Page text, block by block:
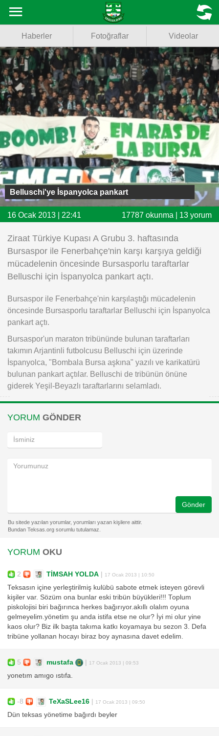
Fotoğraflar
Videolar
Basketbol
Voleybol
Puan Durumu
Fikstür
Facebook
Twitter
Instagram
Android
MENU
Haberler Fotoğraflar Videolar
Belluschi'ye İspanyolca pankart
16 Ocak 2013 | 22:41 17787 okunma | 13 yorum
Ziraat Türkiye Kupası A Grubu 3. haftasında
Bursaspor ile Fenerbahçe'nin karşı karşıya geldiği
mücadelenin öncesinde Bursasporlu taraftarlar
Belluschi için İspanyolca pankart açtı.
Bursaspor ile Fenerbahçe'nin karşılaştığı mücadelenin
öncesinde Bursasporlu taraftarlar Belluschi için İspanyolca
pankart açtı.
Bursaspor'un maraton tribününde bulunan taraftarları
takımın Arjantinli futbolcusu Belluschi için üzerinde
İspanyolca, "Bombala Bursa aşkına" yazılı ve karikatürü
bulunan pankart açtılar. Belluschi de tribünün önüne
giderek Yeşil-Beyazlı taraftarlarını selamladı.
YORUM GÖNDER
Gönder
YORUM OKU
2 TİMSAH YOLDA | 17 Ocak 2013 | 10:50
Teksasın içine yerleştirilmiş kulübü sabote etmek isteyen görevli
kişiler var. Sözüm ona bunlar eski tribün büyükleri!!! Toplum
piskolojisi biri bağırınca herkes bağırıyor.akıllı olalım oyuna
gelmeyelim.yönetim şu anda istifa etse ne olur? İyi mi olur yine
kaos olur? Biz ilk başta takıma katkı koyamaya bu sezon 3. Defa
tribüne yollanan hocayı biraz boy aynasına davet edelim.
5 mustafa | 17 Ocak 2013 | 09:53
yonetım amıgo ıstıfa.
-8 TeXaSLee16 | 17 Ocak 2013 | 09:50
Dün teksas yönetime bağırdı beyler